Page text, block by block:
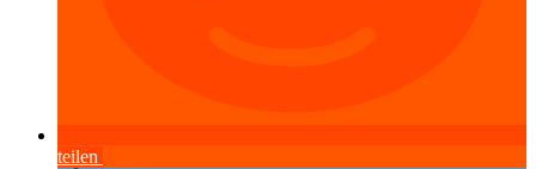
teilen